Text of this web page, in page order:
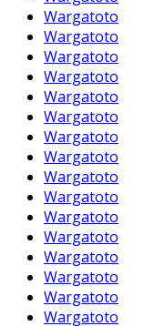
Wargatoto
Wargatoto
Wargatoto
Wargatoto
Wargatoto
Wargatoto
Wargatoto
Wargatoto
Wargatoto
Wargatoto
Wargatoto
Wargatoto
Wargatoto
Wargatoto
Wargatoto
Wargatoto